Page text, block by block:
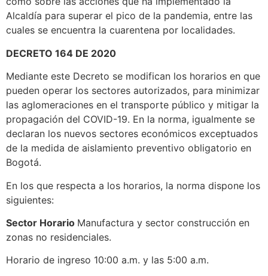
Alcaldía para superar el pico de la pandemia, entre las
cuales se encuentra la cuarentena por localidades.
DECRETO 164 DE 2020
Mediante este Decreto se modifican los horarios en que
pueden operar los sectores autorizados, para minimizar
las aglomeraciones en el transporte público y mitigar la
propagación del COVID-19. En la norma, igualmente se
declaran los nuevos sectores económicos exceptuados
de la medida de aislamiento preventivo obligatorio en
Bogotá.
En los que respecta a los horarios, la norma dispone los
siguientes:
Sector Horario Manufactura y sector construcción en
zonas no residenciales.
Horario de ingreso 10:00 a.m. y las 5:00 a.m.